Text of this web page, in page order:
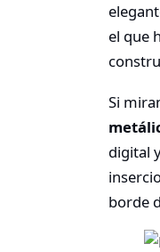
el que
Si
digital
borde